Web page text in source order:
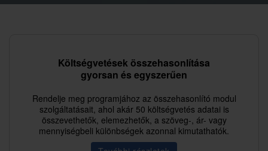
Költségvetések összehasonlítása
gyorsan és egyszerűen
Rendelje meg programjához az összehasonlító modul
szolgáltatásait, ahol akár 50 költségvetés adatai is
összevethetők, elemezhetők, a szöveg-, ár- vagy
mennyiségbeli különbségek azonnal kimutathatók.